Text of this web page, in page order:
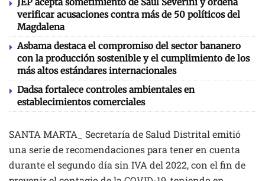
verificar acusaciones contra más de 50 políticos del
Magdalena
Asbama destaca el compromiso del sector bananero
con la producción sostenible y el cumplimiento de los
más altos estándares internacionales
Dadsa fortalece controles ambientales en
establecimientos comerciales
SANTA MARTA_ Secretaría de Salud Distrital emitió
una serie de recomendaciones para tener en cuenta
durante el segundo día sin IVA del 2022, con el fin de